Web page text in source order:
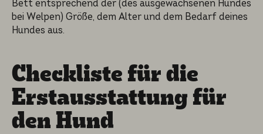
Bett entspre­chend der (des ausgewach­se­nen Hundes
bei Welpen) Größe, dem Alter und dem Bedarf deines
Hundes aus.
Checklis­te für die
Erstaus­stat­tung für
den Hund